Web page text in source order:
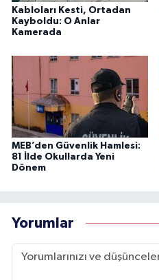
Kabloları Kesti, Ortadan
Kayboldu: O Anlar
Kamerada
MEB’den Güvenlik Hamlesi:
81 İlde Okullarda Yeni
Dönem
Yorumlar